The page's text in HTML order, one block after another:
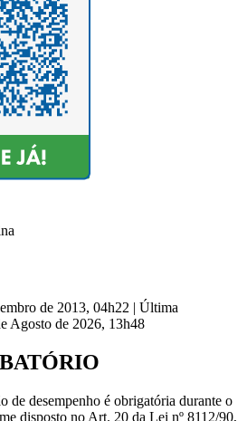
de 2013, 04h22 | Última
Agosto de 2026, 13h48
de desempenho é obrigatória durante o
disposto no Art. 20 da Lei nº 8112/90,